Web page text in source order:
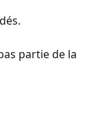
partie de la